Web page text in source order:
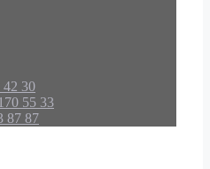
30
55 33
87 87